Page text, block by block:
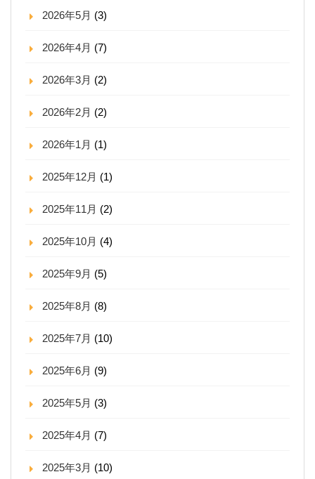
2026年5月 (3)
2026年4月 (7)
2026年3月 (2)
2026年2月 (2)
2026年1月 (1)
2025年12月 (1)
2025年11月 (2)
2025年10月 (4)
2025年9月 (5)
2025年8月 (8)
2025年7月 (10)
2025年6月 (9)
2025年5月 (3)
2025年4月 (7)
2025年3月 (10)